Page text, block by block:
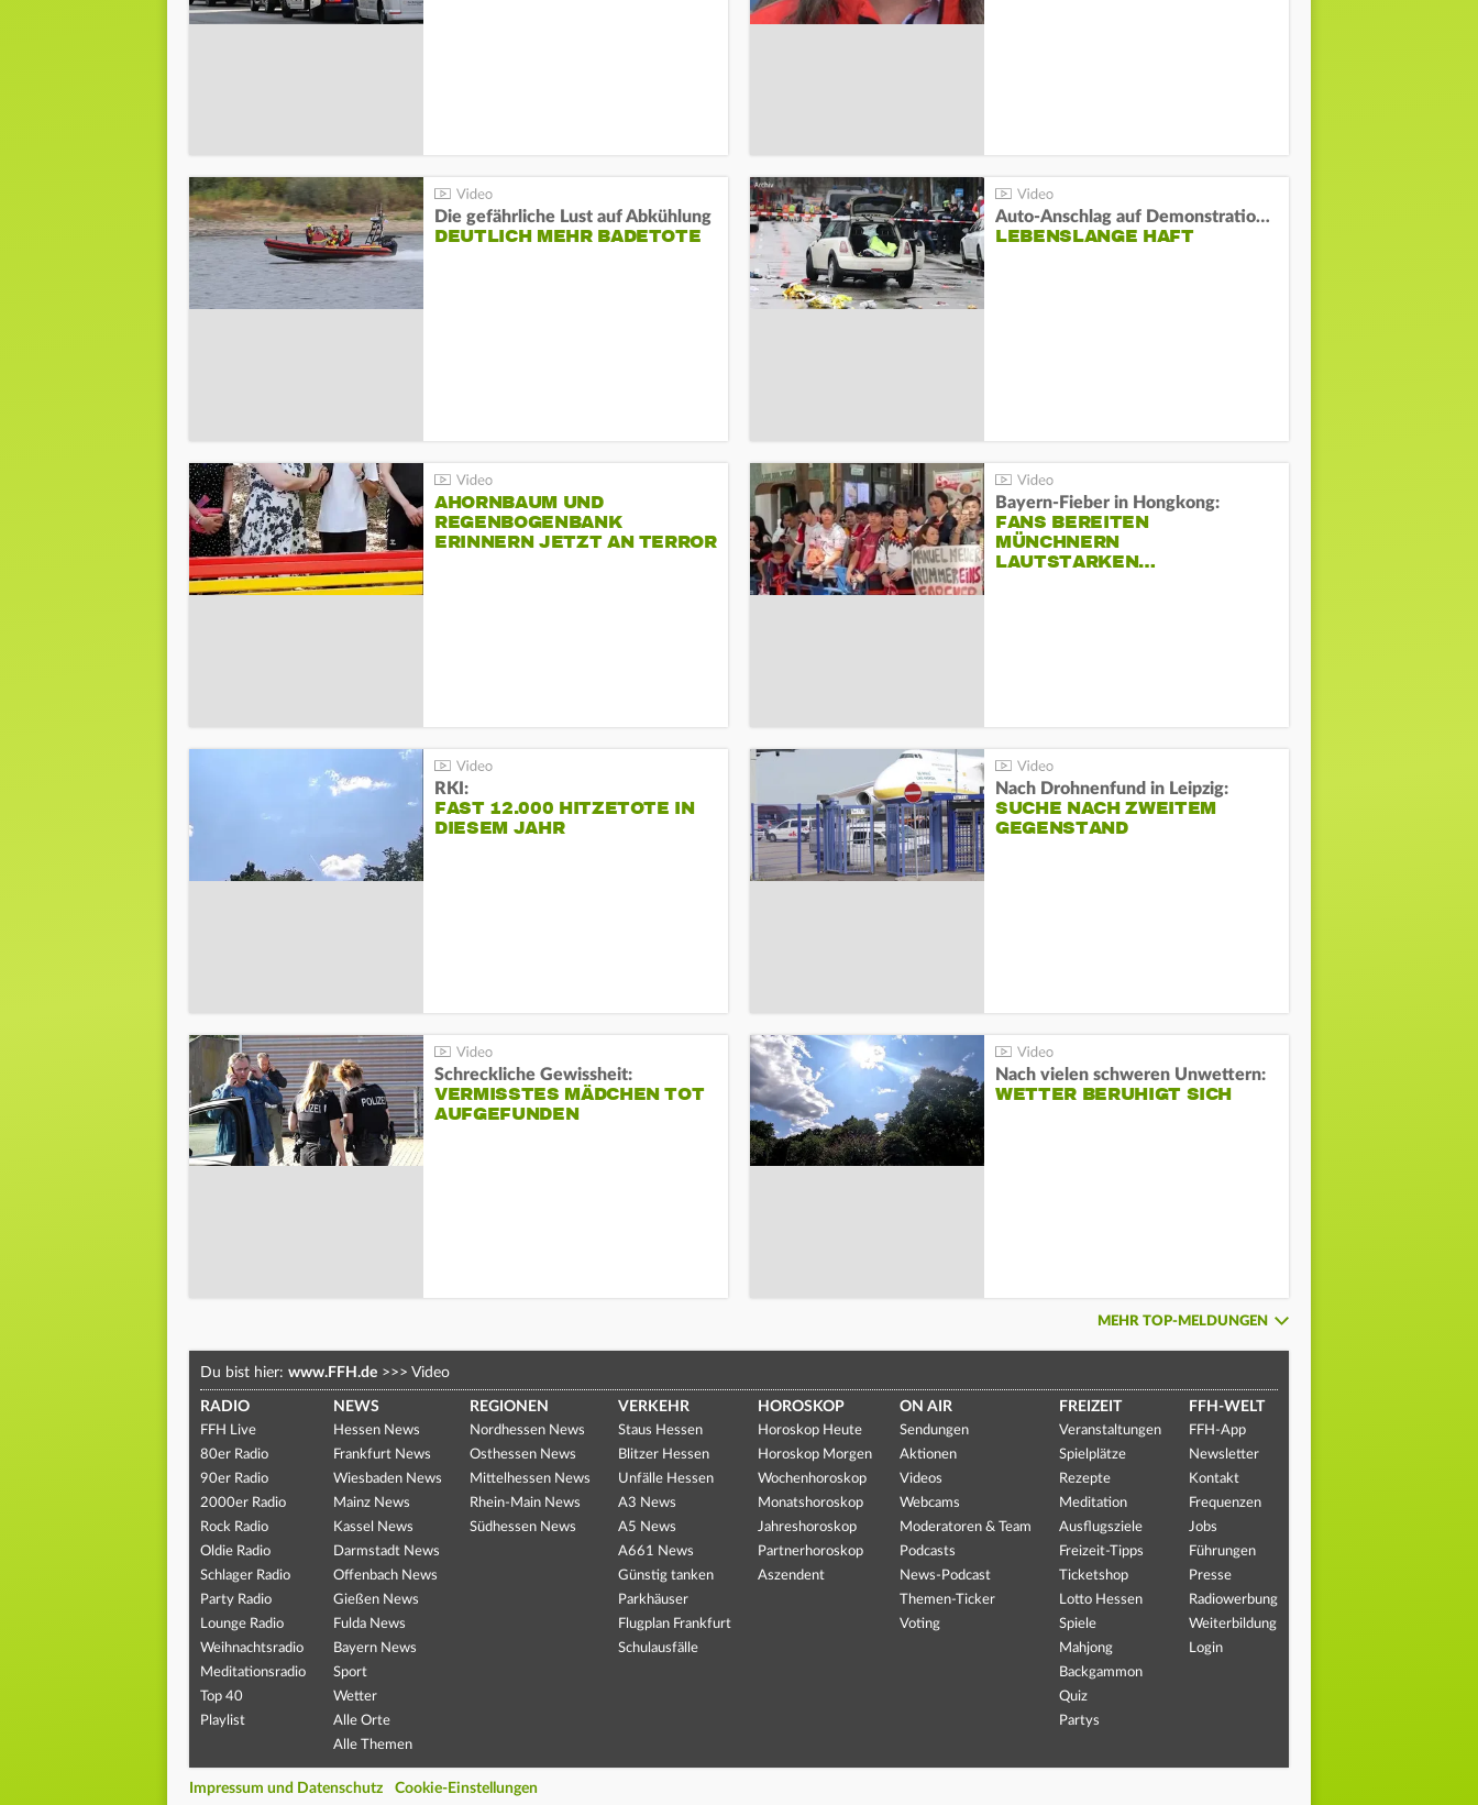
Die gefährliche Lust auf Abkühlung
DEUTLICH MEHR BADETOTE
Auto-Anschlag auf Demonstration in München:
LEBENSLANGE HAFT
AHORNBAUM UND
REGENBOGENBANK
ERINNERN JETZT AN TERROR
Bayern-Fieber in Hongkong:
FANS BEREITEN
MÜNCHNERN
LAUTSTARKEN…
RKI:
FAST 12.000 HITZETOTE IN
DIESEM JAHR
Nach Drohnenfund in Leipzig:
SUCHE NACH ZWEITEM
GEGENSTAND
Schreckliche Gewissheit:
VERMISSTES MÄDCHEN TOT
AUFGEFUNDEN
Nach vielen schweren Unwettern:
WETTER BERUHIGT SICH
MEHR TOP-MELDUNGEN
Du bist hier: www.FFH.de >>> Video
RADIO
FFH Live
80er Radio
90er Radio
2000er Radio
Rock Radio
Oldie Radio
Schlager Radio
Party Radio
Lounge Radio
Weihnachtsradio
Meditationsradio
Top 40
Playlist
NEWS
Hessen News
Frankfurt News
Wiesbaden News
Mainz News
Kassel News
Darmstadt News
Offenbach News
Gießen News
Fulda News
Bayern News
Sport
Wetter
Alle Orte
Alle Themen
REGIONEN
Nordhessen News
Osthessen News
Mittelhessen News
Rhein-Main News
Südhessen News
VERKEHR
Staus Hessen
Blitzer Hessen
Unfälle Hessen
A3 News
A5 News
A661 News
Günstig tanken
Parkhäuser
Flugplan Frankfurt
Schulausfälle
HOROSKOP
Horoskop Heute
Horoskop Morgen
Wochenhoroskop
Monatshoroskop
Jahreshoroskop
Partnerhoroskop
Aszendent
ON AIR
Sendungen
Aktionen
Videos
Webcams
Moderatoren & Team
Podcasts
News-Podcast
Themen-Ticker
Voting
FREIZEIT
Veranstaltungen
Spielplätze
Rezepte
Meditation
Ausflugsziele
Freizeit-Tipps
Ticketshop
Lotto Hessen
Spiele
Mahjong
Backgammon
Quiz
Partys
FFH-WELT
FFH-App
Newsletter
Kontakt
Frequenzen
Jobs
Führungen
Presse
Radiowerbung
Weiterbildung
Login
Impressum und Datenschutz Cookie-Einstellungen